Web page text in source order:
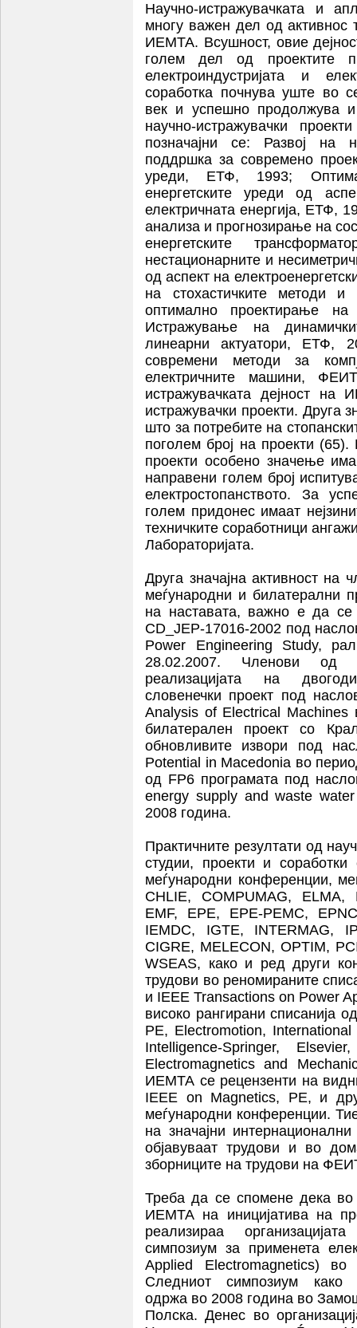
Научно-истражувачката и
многу важен дел од активнос
ИЕМТА. Всушност, овие
голем дел од проектите
електроиндустријата и
соработка почнува уште во
век и успешно продолжува
научно-истражувачки
позначајни се: Развој на
поддршка за современо
уреди, ЕТФ, 1993;
енергетските уреди од
електричната енергија, ЕТФ,
анализа и прогнозирање на
енергетските
нестационарните и
од аспект на
на стохастичките методи и
оптимално проектирање
Истражување на
линеарни актуатори, ЕТФ,
современи методи за
електричните машини,
истражувачката дејност на
истражувачки проекти. Друга
што за потребите на
поголем број на проекти
проекти особено значење
направени голем број
електростопанството. За
голем придонес имаат
техничките соработници
Лабораторијата.
Друга значајна активност
меѓународни и билатерални
на наставата, важно е да се
CD_JEP-17016-2002 под
Power Engineering Study,
28.02.2007. Членови од
реализацијата на
словенечки проект под
Analysis of Electrical Machines
билатерален проект со
обновливите извори под
Potential in Macedonia во
од FP6 програмата под
energy supply and waste
2008 година.
Практичните резултати од
студии, проекти и
меѓународни конференции,
CHLIE, COMPUMAG, ELMA,
EMF, EPE, EPE-PEMC,
IEMDC, IGTE, INTERMAG,
CIGRE, MELECON, OPTIM,
WSEAS, како и ред други
трудови во реномираните
и IEEE Transactions on Power
високо рангирани списанија
PE, Electromotion,
Intelligence-Springer,
Electromagnetics and
ИЕМТА се рецензенти на
IEEE on Magnetics, PE, и
меѓународни конференции.
на значајни
објавуваат трудови и во
зборниците на трудови на
Треба да се спомене дека
ИЕМТА на иницијатива на
реализираа
симпозиум за применета
Applied Electromagnetics)
Следниот симпозиум како
одржа во 2008 година во
Полска. Денес во